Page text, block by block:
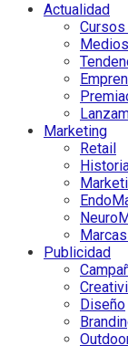
Actualidad
Medios
Marketing
Retail
Publicidad
Diseño